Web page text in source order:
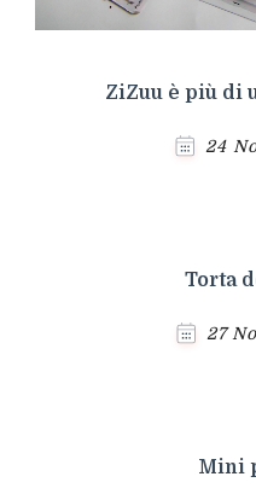
ZiZuu è più di
24
Torta
27
Mini